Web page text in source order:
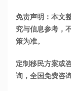
免责声明：本文
究与信息参考，
策为准。
定制移民方案或
询，全国免费咨